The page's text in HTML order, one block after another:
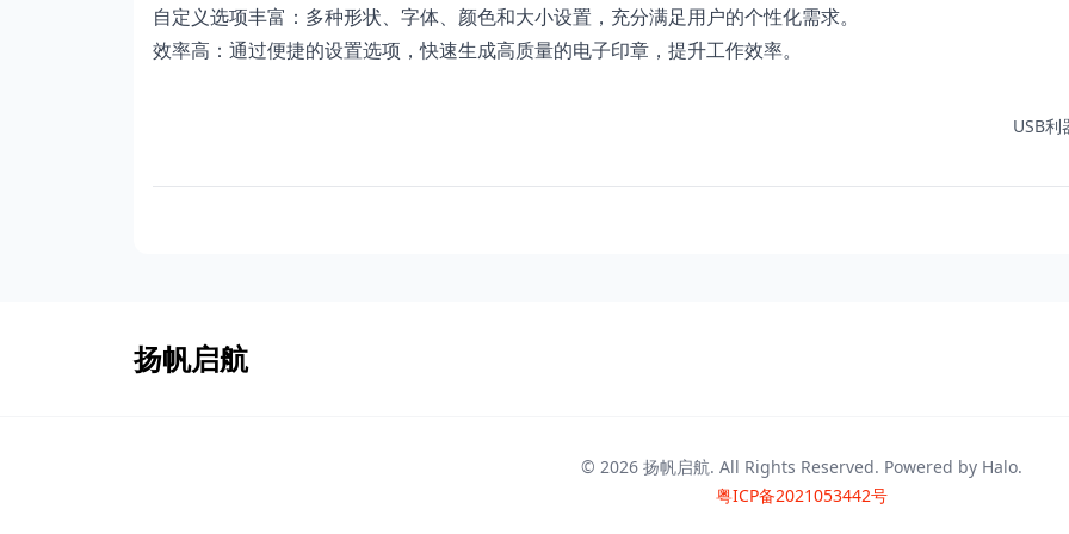
自定义选项丰富：多种形状、字体、颜色和大小设置，充分满足用户的个性化需求。
效率高：通过便捷的设置选项，快速生成高质量的电子印章，提升工作效率。
USB利
扬帆启航
© 2026 扬帆启航. All Rights Reserved. Powered by Halo.
粤ICP备2021053442号